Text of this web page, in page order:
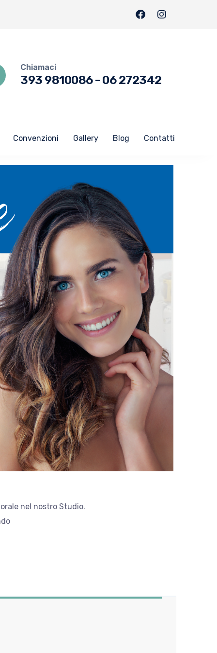
Chiamaci
393 9810086- 06 272342
Convenzioni Gallery Blog Contatti
nel nostro Studio.